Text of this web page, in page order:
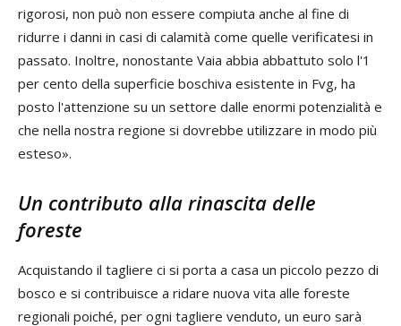
rigorosi, non può non essere compiuta anche al fine di
ridurre i danni in casi di calamità come quelle verificatesi in
passato. Inoltre, nonostante Vaia abbia abbattuto solo l'1
per cento della superficie boschiva esistente in Fvg, ha
posto l'attenzione su un settore dalle enormi potenzialità e
che nella nostra regione si dovrebbe utilizzare in modo più
esteso».
Un contributo alla rinascita delle
foreste
Acquistando il tagliere ci si porta a casa un piccolo pezzo di
bosco e si contribuisce a ridare nuova vita alle foreste
regionali poiché, per ogni tagliere venduto, un euro sarà